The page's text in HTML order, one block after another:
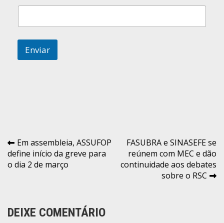
l
Enviar
Navegação
de
Em assembleia, ASSUFOP
define início da greve para
o dia 2 de março
FASUBRA e SINASEFE se
reúnem com MEC e dão
continuidade aos debates
sobre o RSC
DEIXE COMENTÁRIO